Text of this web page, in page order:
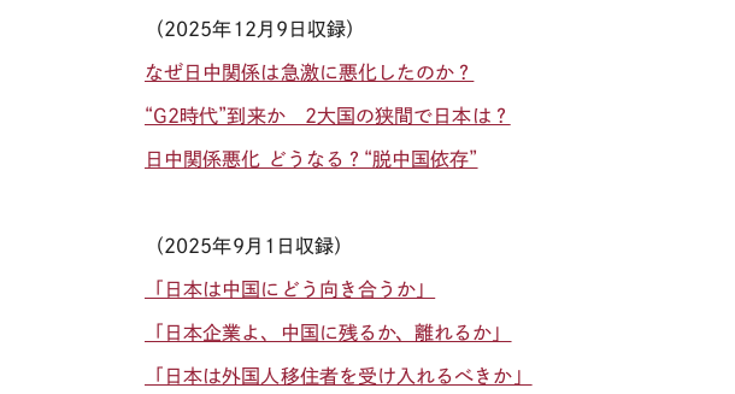
（2025年12月9 日収録）
なぜ日中関係は急激に悪化したのか？
“G2時代”到来か 2大国の狭間で日本は？
日中関係悪化 どうなる？“脱中国依存”
（2025年9月 1 日収録）
「日本は中国にどう向き合うか」
「日本企業よ、中国に残るか、離れるか」
「日本は外国人移住者を受け入れるべきか」